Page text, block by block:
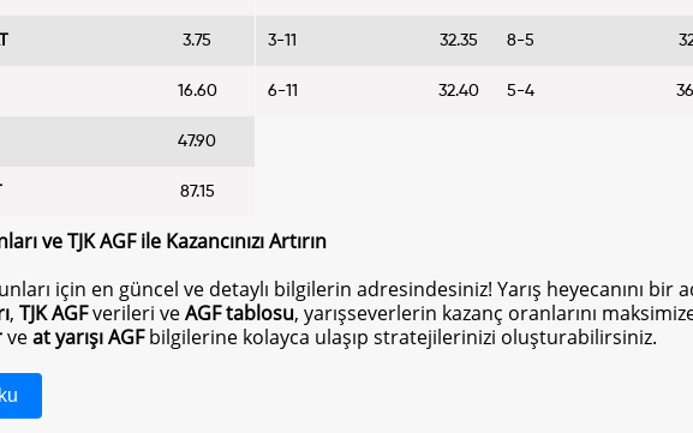
3.75
16.60
47.90
87.15
3-11 32.35
6-11 32.40
8-5
5-4
ve TJK AGF ile Kazancınızı Artırın
için en güncel ve detaylı bilgilerin adresindesiniz! Yarış heyecanını bir
, TJK AGFverileri veAGF tablosu, yarışseverlerin kazanç oranlarını
veat yarışı AGFbilgilerine kolayca ulaşıp stratejilerinizi oluşturabilirsiniz.
Nedir?